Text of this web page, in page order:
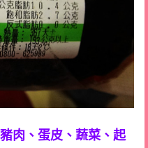
肉、蛋皮、蔬菜、起